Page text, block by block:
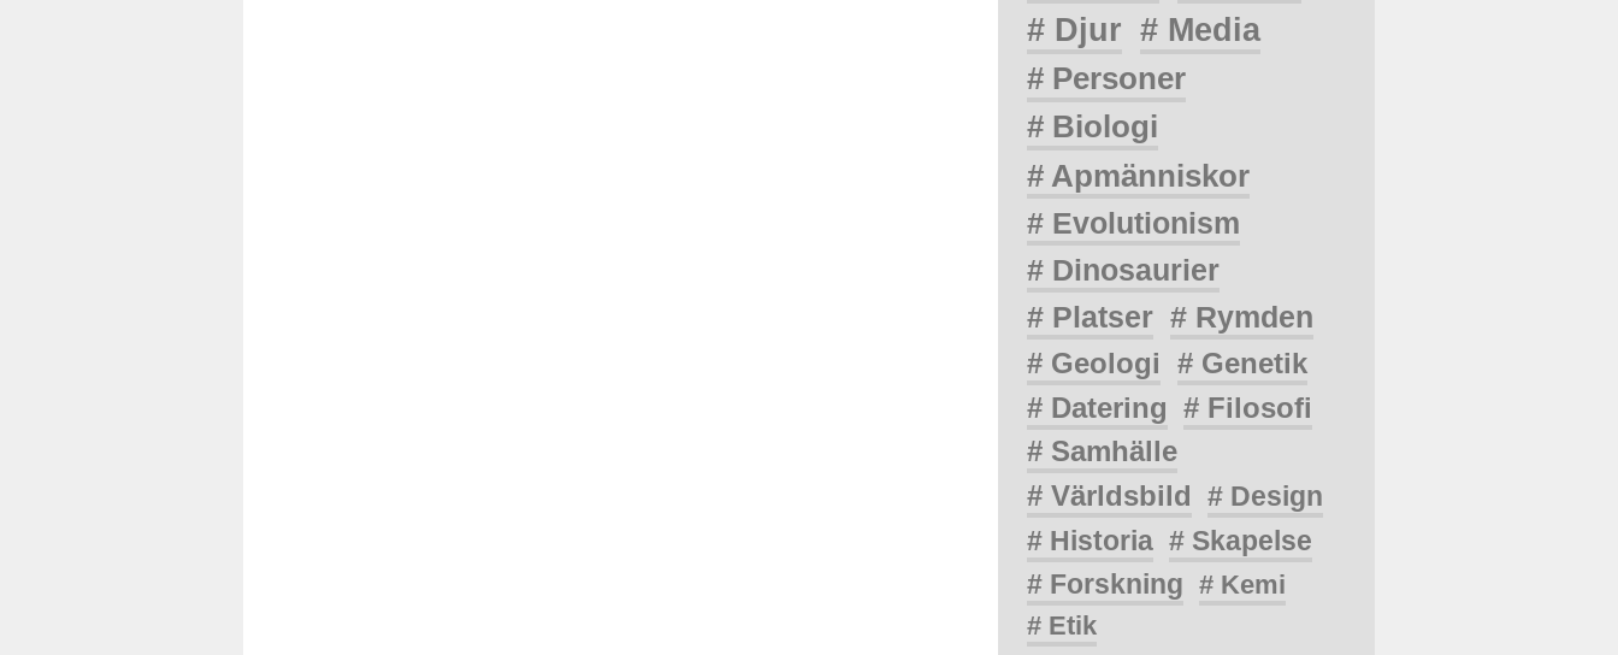
# Djur # Media
# Personer
# Biologi
# Apmänniskor
# Evolutionism
# Dinosaurier
# Platser # Rymden
# Geologi # Genetik
# Datering # Filosofi
# Samhälle
# Världsbild # Design
# Historia # Skapelse
# Forskning # Kemi
# Etik